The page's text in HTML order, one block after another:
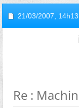
21/03/2007, 14h13
Re :